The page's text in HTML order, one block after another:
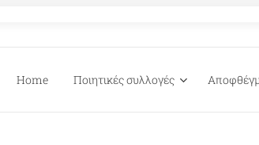
Home Ποιητικές συλλογές